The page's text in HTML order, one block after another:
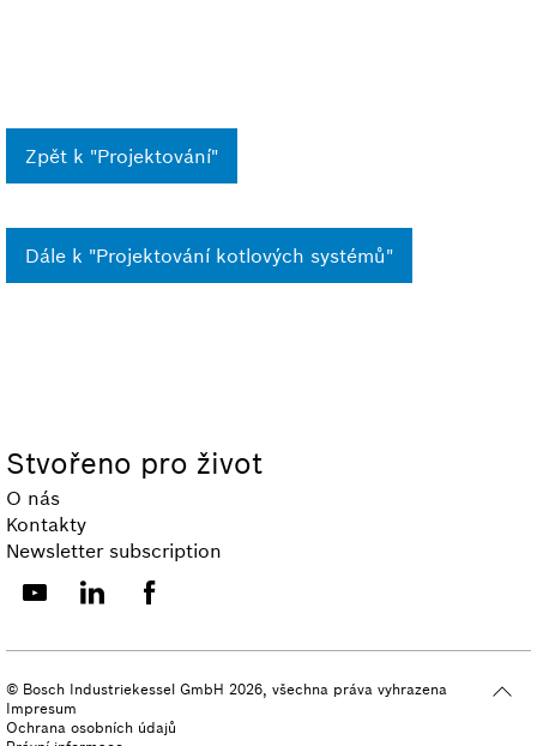
Zpět k "Projektování"
Dále k "Projektování kotlových systémů"
Stvořeno pro život
O nás
Kontakty
Newsletter subscription
© Bosch Industriekessel GmbH 2026, všechna práva vyhrazena
Impresum
Ochrana osobních údajů